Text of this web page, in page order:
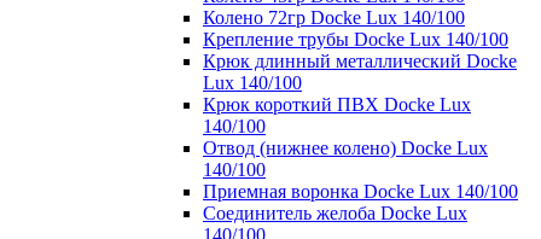
Колено 72гр Docke Lux 140/100
Крепление трубы Docke Lux 140/100
Крюк длинный металлический Docke
Lux 140/100
Крюк короткий ПВХ Docke Lux
140/100
Отвод (нижнее колено) Docke Lux
140/100
Приемная воронка Docke Lux 140/100
Соединитель желоба Docke Lux
140/100